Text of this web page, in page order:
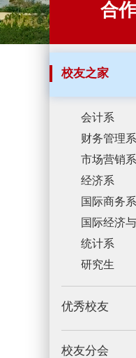
合
校友之家
会计系
财务管理系
市场营销系
经济系
国际商务系
国际经济
统计系
研究生
优秀校友
校友分会